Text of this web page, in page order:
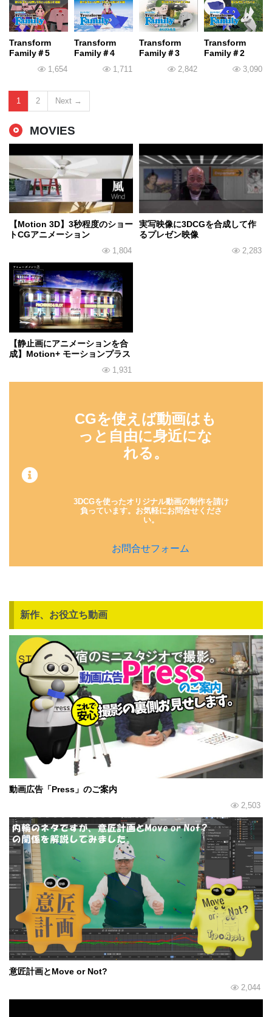
Transform
Family＃5
1,654
Transform
Family＃4
1,711
Transform
Family＃3
2,842
Transform
Family＃2
3,090
1 2 Next →
MOVIES
【Motion 3D】3秒程度のショー
トCGアニメーション
1,804
実写映像に3DCGを合成して作
るプレゼン映像
2,283
【静止画にアニメーションを合
成】Motion+ モーションプラス
1,931
CGを使えば動画はも
っと自由に身近にな
れる。
3DCGを使ったオリジナル動画の制作を請け
負っています。 お気軽にお問合せくださ
い。
お問合せフォーム
新作、お役立ち動画
動画広告「Press」のご案内
2,503
意匠計画とMove or Not?
2,044